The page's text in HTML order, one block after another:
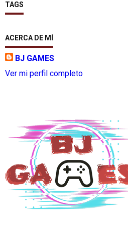
TAGS
ACERCA DE MÍ
BJ GAMES
Ver mi perfil completo